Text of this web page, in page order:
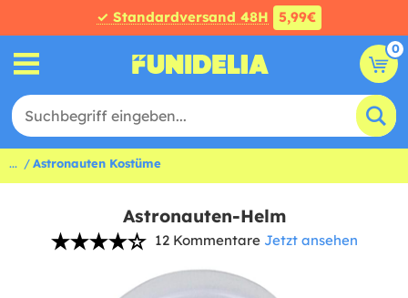
✓ Standardversand 48H 5,99€
0
... Astronauten Kostüme
Astronauten-Helm
12 Kommentare Jetzt ansehen